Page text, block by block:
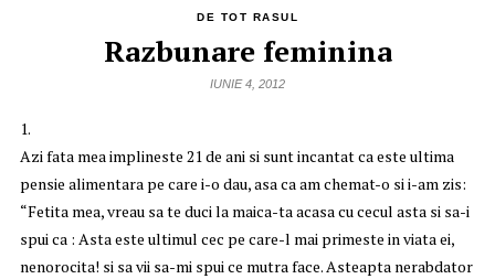
DE TOT RASUL
Razbunare feminina
IUNIE 4, 2012
1.
Azi fata mea implineste 21 de ani si sunt incantat ca este ultima
pensie alimentara pe care i-o dau, asa ca am chemat-o si i-am zis:
“Fetita mea, vreau sa te duci la maica-ta acasa cu cecul asta si sa-i
spui ca : Asta este ultimul cec pe care-l mai primeste in viata ei,
nenorocita! si sa vii sa-mi spui ce mutra face. Asteapta nerabdator